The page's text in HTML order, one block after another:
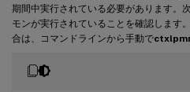
期間中実行されている必要があります。
モンが実行されていることを確認します。
合は、コマンドラインから手動で